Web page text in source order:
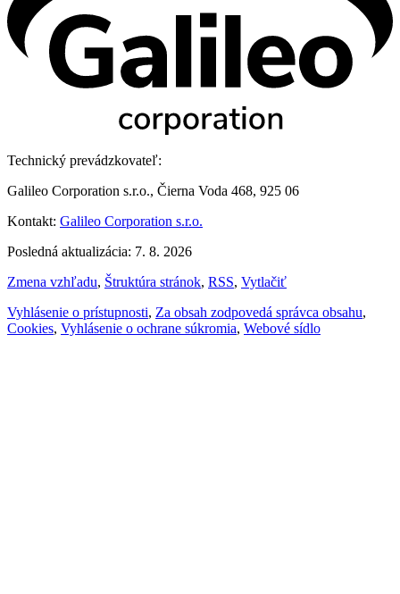
Technický prevádzkovateľ:
Galileo Corporation s.r.o., Čierna Voda 468, 925 06
Kontakt: Galileo Corporation s.r.o.
Posledná aktualizácia: 7. 8. 2026
Zmena vzhľadu, Štruktúra stránok, RSS, Vytlačiť
Vyhlásenie o prístupnosti, Za obsah zodpovedá správca obsahu,
Cookies, Vyhlásenie o ochrane súkromia, Webové sídlo